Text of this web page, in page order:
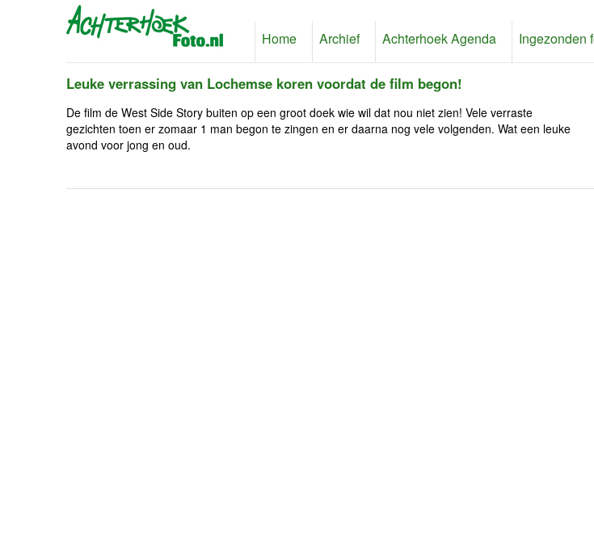
Home Archief Achterhoek Agenda Ingezonden
Leuke verrassing van Lochemse koren voordat de film begon!
De film de West Side Story buiten op een groot doek wie wil dat nou niet zien! Vele verraste
gezichten toen er zomaar 1 man begon te zingen en er daarna nog vele volgenden. Wat een leuke
avond voor jong en oud.